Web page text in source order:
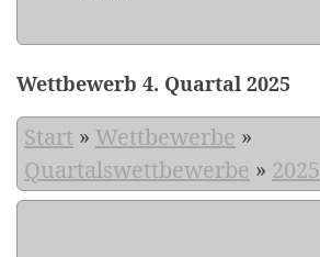
Wettbewerb 4. Quartal 2025
Start » Wettbewerbe »
Quartalswettbewerbe » 2025